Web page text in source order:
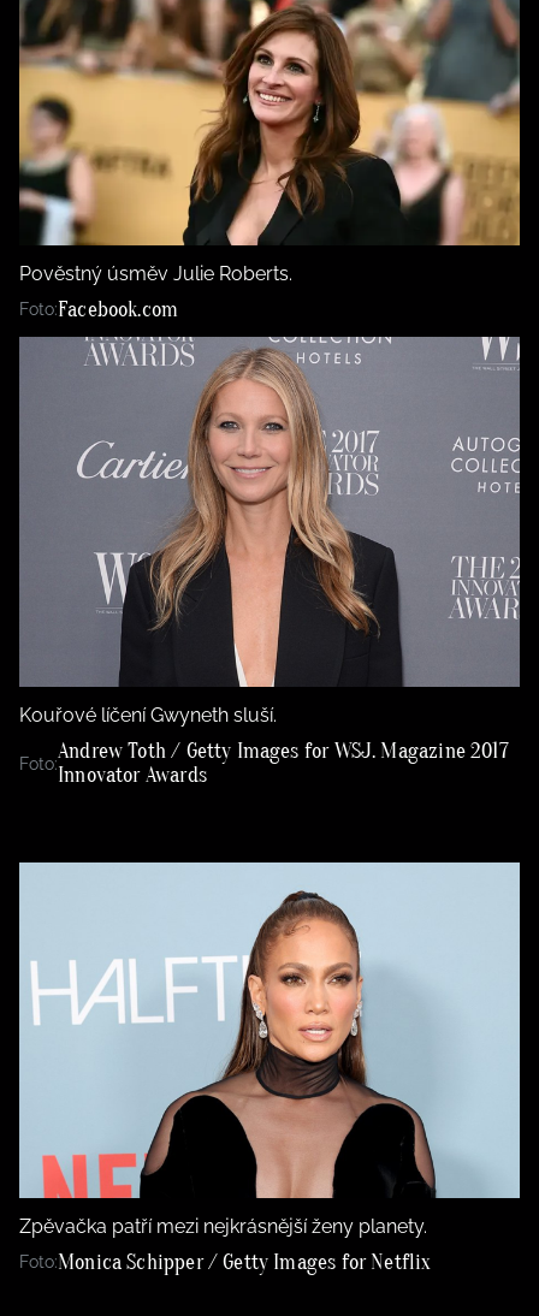
Pověstný úsměv Julie Roberts.
Foto:Facebook.com
Kouřové líčení Gwyneth sluší.
Foto:Andrew Toth / Getty Images for WSJ. Magazine 2017
Innovator Awards
Zpěvačka patří mezi nejkrásnější ženy planety.
Foto:Monica Schipper / Getty Images for Netflix